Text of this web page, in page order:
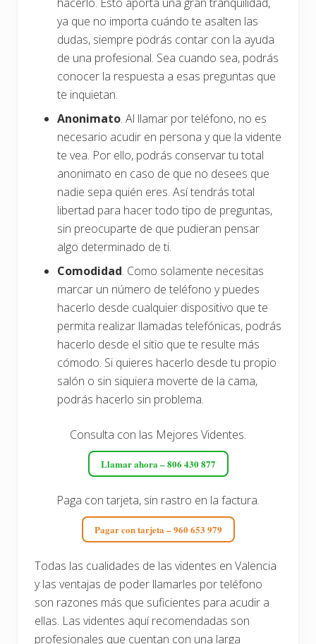
hacerlo. Esto aporta una gran tranquilidad,
ya que no importa cuándo te asalten las
dudas, siempre podrás contar con la ayuda
de una profesional. Sea cuando sea, podrás
conocer la respuesta a esas preguntas que
te inquietan.
Anonimato. Al llamar por teléfono, no es
necesario acudir en persona y que la vidente
te vea. Por ello, podrás conservar tu total
anonimato en caso de que no desees que
nadie sepa quién eres. Así tendrás total
libertad para hacer todo tipo de preguntas,
sin preocuparte de que pudieran pensar
algo determinado de ti.
Comodidad. Como solamente necesitas
marcar un número de teléfono y puedes
hacerlo desde cualquier dispositivo que te
permita realizar llamadas telefónicas, podrás
hacerlo desde el sitio que te resulte más
cómodo. Si quieres hacerlo desde tu propio
salón o sin siquiera moverte de la cama,
podrás hacerlo sin problema.
Consulta con las Mejores Videntes.
Llamar ahora – 806 430 877
Paga con tarjeta, sin rastro en la factura.
Pagar con tarjeta – 960 653 979
Todas las cualidades de las videntes en Valencia
y las ventajas de poder llamarles por teléfono
son razones más que suficientes para acudir a
ellas. Las videntes aquí recomendadas son
profesionales que cuentan con una larga